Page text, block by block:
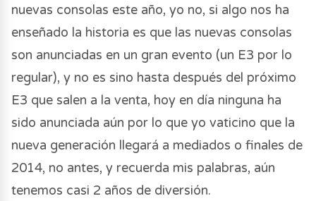
nuevas consolas este año, yo no, si algo nos ha
enseñado la historia es que las nuevas consolas
son anunciadas en un gran evento (un E3 por lo
regular), y no es sino hasta después del próximo
E3 que salen a la venta, hoy en día ninguna ha
sido anunciada aún por lo que yo vaticino que la
nueva generación llegará a mediados o finales de
2014, no antes, y recuerda mis palabras, aún
tenemos casi 2 años de diversión.